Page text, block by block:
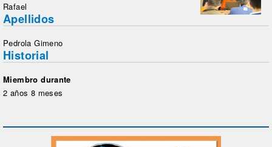
Rafael
Apellidos
Pedrola Gimeno
Historial
Miembro durante
2 años 8 meses